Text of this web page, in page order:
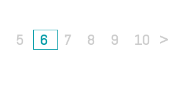
5 6 7 8 9 10 >